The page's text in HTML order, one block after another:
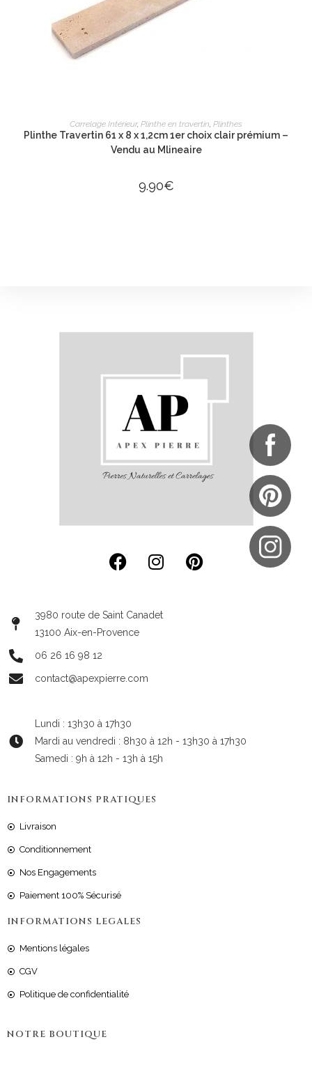
AJOUTER AU PANIER
Carrelage Intérieur, Plinthe en travertin, Plinthes
Plinthe Travertin 61 x 8 x 1,2cm 1er choix clair prémium –
Vendu au Mlineaire
9.90€
3980 route de Saint Canadet
13100 Aix-en-Provence
06 26 16 98 12
contact@apexpierre.com
Lundi : 13h30 à 17h30
Mardi au vendredi : 8h30 à 12h - 13h30 à 17h30
Samedi : 9h à 12h - 13h à 15h
INFORMATIONS PRATIQUES
Livraison
Conditionnement
Nos Engagements
Paiement 100% Sécurisé
INFORMATIONS LEGALES
Mentions légales
CGV
Politique de confidentialité
NOTRE BOUTIQUE